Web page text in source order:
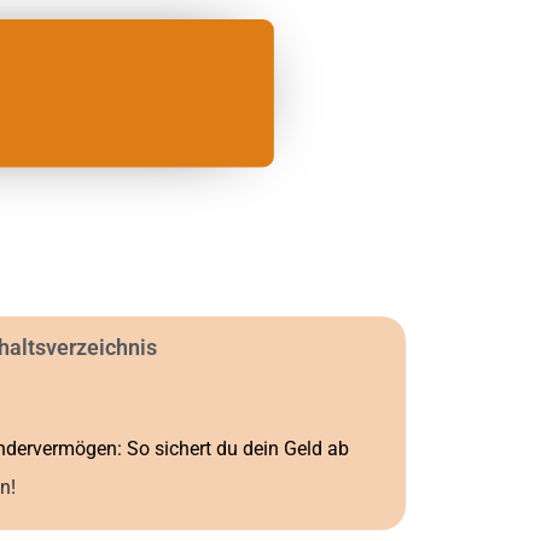
So sichert du dein Geld ab